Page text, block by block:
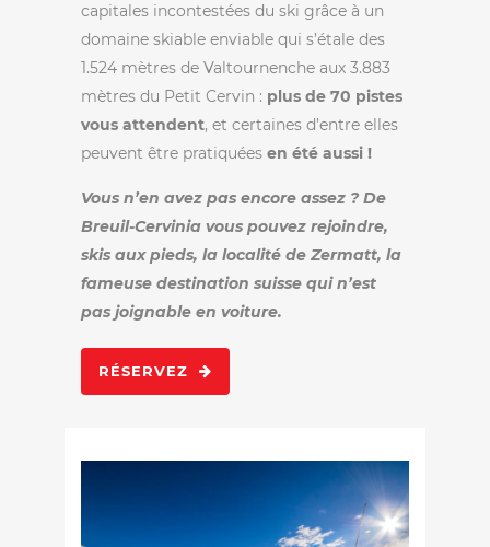
capitales incontestées du ski grâce à un
domaine skiable enviable qui s’étale des
1.524 mètres de Valtournenche aux 3.883
mètres du Petit Cervin : plus de 70 pistes
vous attendent, et certaines d’entre elles
peuvent être pratiquées en été aussi !
Vous n’en avez pas encore assez ? De
Breuil-Cervinia vous pouvez rejoindre,
skis aux pieds, la localité de Zermatt, la
fameuse destination suisse qui n’est
pas joignable en voiture.
RÉSERVEZ